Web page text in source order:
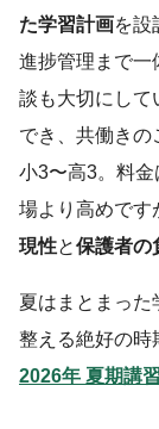
た学習計画を設
進捗管理まで一
談も大切にして
でき、共働きの
小3〜高3。料金
場より高めです
現性と保護者の
夏はまとまった
整える絶好の時
2026年 夏期講